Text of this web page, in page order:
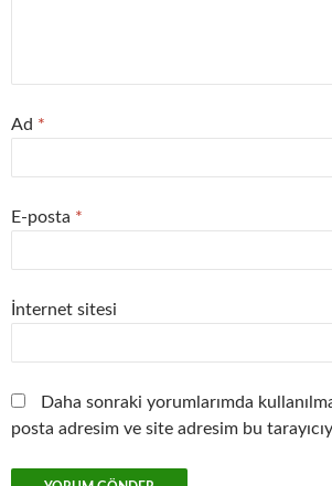
Ad *
E-posta *
İnternet sitesi
Daha sonraki yorumlarımda
posta adresim ve site adresim bu